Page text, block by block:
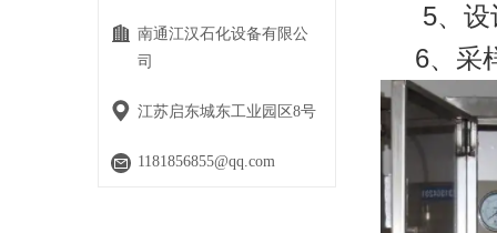
南通江汉石化设备有限公
司
江苏启东城东工业园区8号
1181856855@qq.com
5、设
6、采